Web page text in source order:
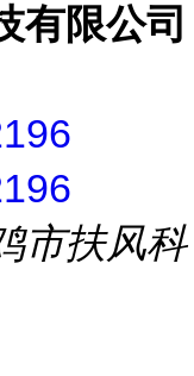
有限公司
市扶风科